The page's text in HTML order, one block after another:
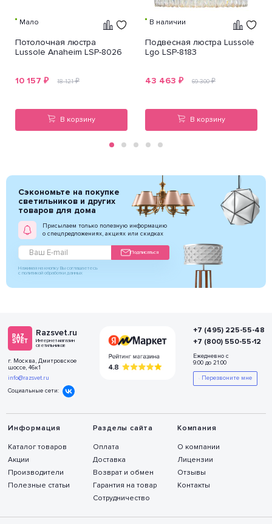
Мало
Потолочная люстра
Lussole Anaheim LSP-8026
10 157 ₽ 18 121₽
В корзину
В наличии
Подвесная люстра Lussole
Lgo LSP-8183
43 463 ₽ 69 300₽
В корзину
Сэкономьте на покупке
светильников и других
товаров для дома
Присылаем только полезную информацию
о спецпредложениях, акциях или скидках
Подписаться
Нажимая на кнопку Вы соглашаетесь
с политикой обработки данных
Razsvet.ru
Интернет-магазин
светильников
г. Москва, Дмитровское
шоссе, 46к1
info@razsvet.ru
Социальные сети:
Информация
Каталог товаров
Акции
Производители
Полезные статьи
Разделы сайта
Оплата
Доставка
Возврат и обмен
Гарантия на товар
Сотрудничество
Компания
О компании
Лицензии
Отзывы
Контакты
+7 (495) 225-55-48
+7 (800) 550-55-12
Ежедневно с
9:00 до 21:00
Перезвоните мне